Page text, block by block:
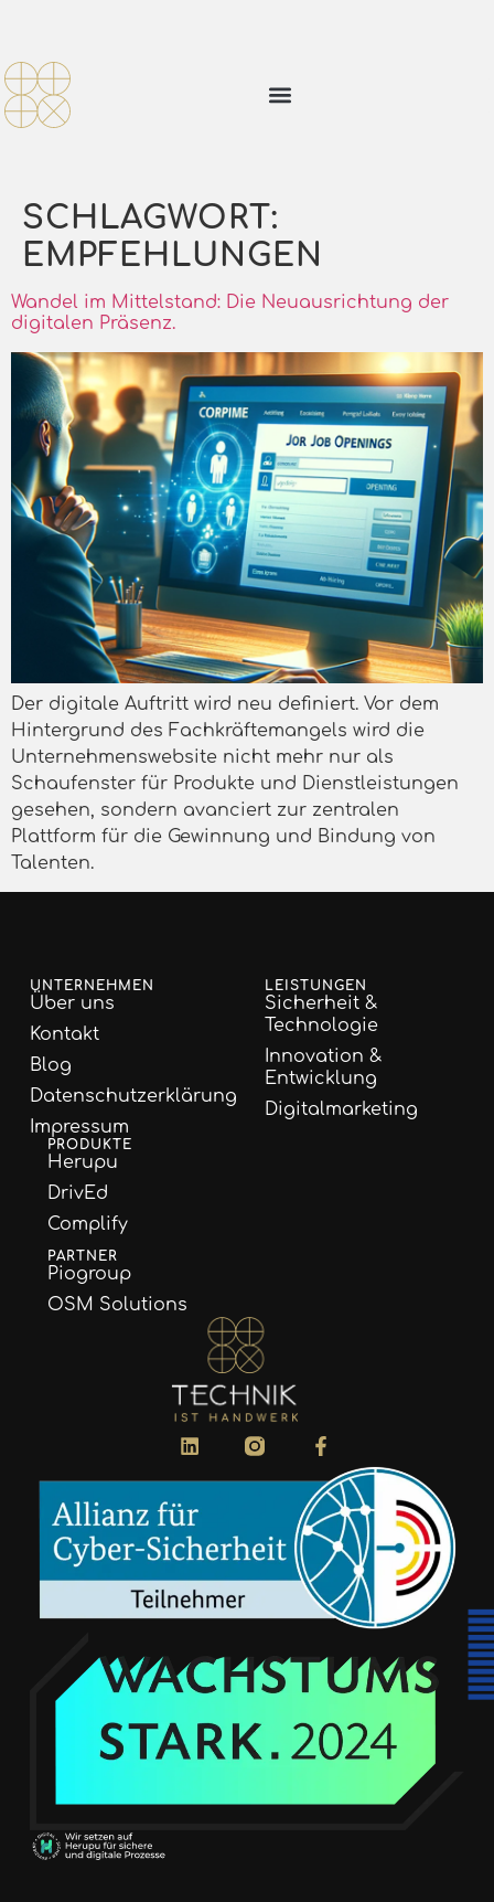
SCHLAGWORT:
EMPFEHLUNGEN
Wandel im Mittelstand: Die Neuausrichtung der
digitalen Präsenz.
Der digitale Auftritt wird neu definiert. Vor dem
Hintergrund des Fachkräftemangels wird die
Unternehmenswebsite nicht mehr nur als
Schaufenster für Produkte und Dienstleistungen
gesehen, sondern avanciert zur zentralen
Plattform für die Gewinnung und Bindung von
Talenten.
UNTERNEHMEN
Über uns
Kontakt
Blog
Datenschutzerklärung
Impressum
LEISTUNGEN
Sicherheit &
Technologie
Innovation &
Entwicklung
Digitalmarketing
PRODUKTE
Herupu
DrivEd
Complify
PARTNER
Piogroup
OSM Solutions